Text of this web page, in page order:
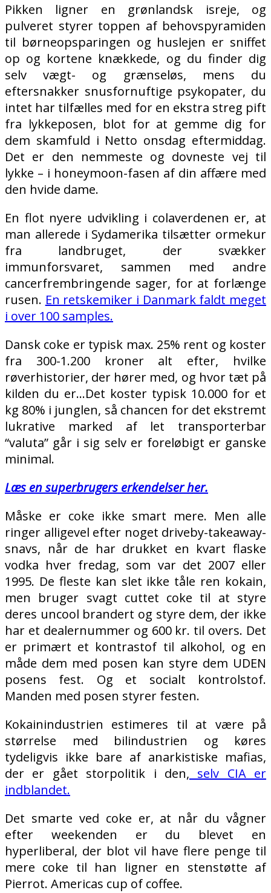
Pikken ligner en grønlandsk isreje, og
pulveret styrer toppen af behovspyramiden
til børneopsparingen og huslejen er sniffet
op og kortene knækkede, og du finder dig
selv vægt- og grænseløs, mens du
eftersnakker snusfornuftige psykopater, du
intet har tilfælles med for en ekstra streg pift
fra lykkeposen, blot for at gemme dig for
dem skamfuld i Netto onsdag eftermiddag.
Det er den nemmeste og dovneste vej til
lykke – i honeymoon-fasen af din affære med
den hvide dame.
En flot nyere udvikling i colaverdenen er, at
man allerede i Sydamerika tilsætter ormekur
fra landbruget, der svækker
immunforsvaret, sammen med andre
cancerfrembringende sager, for at forlænge
rusen. En retskemiker i Danmark faldt meget
i over 100 samples.
Dansk coke er typisk max. 25% rent og koster
fra 300-1.200 kroner alt efter, hvilke
røverhistorier, der hører med, og hvor tæt på
kilden du er…Det koster typisk 10.000 for et
kg 80% i junglen, så chancen for det ekstremt
lukrative marked af let transporterbar
“valuta” går i sig selv er foreløbigt er ganske
minimal.
Læs en superbrugers erkendelser her.
Måske er coke ikke smart mere. Men alle
ringer alligevel efter noget driveby-takeaway-
snavs, når de har drukket en kvart flaske
vodka hver fredag, som var det 2007 eller
1995. De fleste kan slet ikke tåle ren kokain,
men bruger svagt cuttet coke til at styre
deres uncool brandert og styre dem, der ikke
har et dealernummer og 600 kr. til overs. Det
er primært et kontrastof til alkohol, og en
måde dem med posen kan styre dem UDEN
posens fest. Og et socialt kontrolstof.
Manden med posen styrer festen.
Kokainindustrien estimeres til at være på
størrelse med bilindustrien og køres
tydeligvis ikke bare af anarkistiske mafias,
der er gået storpolitik i den, selv CIA er
indblandet.
Det smarte ved coke er, at når du vågner
efter weekenden er du blevet en
hyperliberal, der blot vil have flere penge til
mere coke til han ligner en stenstøtte af
Pierrot. Americas cup of coffee.